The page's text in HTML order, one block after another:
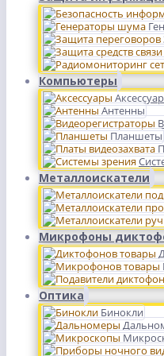
Компьютеры
Антенны
Планшеты
Металлоискатели
Микрофоны
Оптика
Бинокли